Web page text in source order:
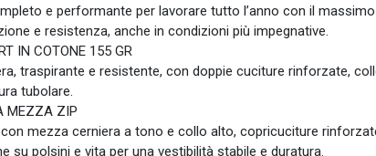
e performante per lavorare tutto l’anno con il
e resistenza, anche in condizioni più impegnative.
IN COTONE 155 GR
traspirante e resistente, con doppie cuciture rinforzate,
tubolare.
MEZZA ZIP
con mezza cerniera a tono e collo alto, copricuciture
su polsini e vita per una vestibilità stabile e duratura.